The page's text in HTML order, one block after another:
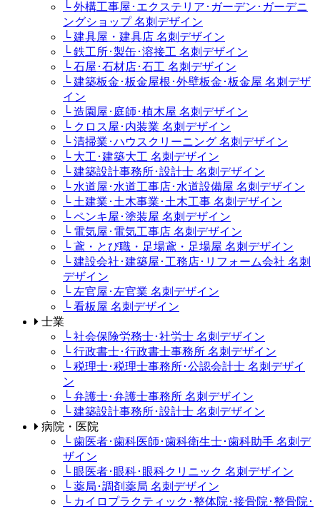
└ 外構工事屋･エクステリア･ガーデン･ガーデニ
ングショップ 名刺デザイン
└ 建具屋・建具店 名刺デザイン
└ 鉄工所･製缶･溶接工 名刺デザイン
└ 石屋･石材店･石工 名刺デザイン
└ 建築板金･板金屋根･外壁板金･板金屋 名刺デザ
イン
└ 造園屋･庭師･植木屋 名刺デザイン
└ クロス屋･内装業 名刺デザイン
└ 清掃業･ハウスクリーニング 名刺デザイン
└ 大工･建築大工 名刺デザイン
└ 建築設計事務所･設計士 名刺デザイン
└ 水道屋･水道工事店･水道設備屋 名刺デザイン
└ 土建業･土木事業･土木工事 名刺デザイン
└ ペンキ屋･塗装屋 名刺デザイン
└ 電気屋･電気工事店 名刺デザイン
└ 鳶・とび職・足場鳶・足場屋 名刺デザイン
└ 建設会社･建築屋･工務店･リフォーム会社 名刺
デザイン
└ 左官屋･左官業 名刺デザイン
└ 看板屋 名刺デザイン
士業
└ 社会保険労務士･社労士 名刺デザイン
└ 行政書士･行政書士事務所 名刺デザイン
└ 税理士･税理士事務所･公認会計士 名刺デザイ
ン
└ 弁護士･弁護士事務所 名刺デザイン
└ 建築設計事務所･設計士 名刺デザイン
病院・医院
└ 歯医者･歯科医師･歯科衛生士･歯科助手 名刺デ
ザイン
└ 眼医者･眼科･眼科クリニック 名刺デザイン
└ 薬局･調剤薬局 名刺デザイン
└ カイロプラクティック･整体院･接骨院･整骨院･